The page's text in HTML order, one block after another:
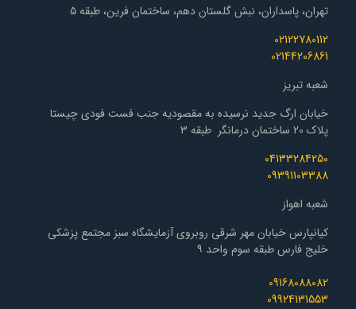
تهران، پاسداران، نبش گلستان دهم، ساختمان فرین، طبقه ۵
02122780112
02144206861
شعبه تبریز
خیابان ارگ جدید نرسیده به مقصودیه جنب فست فودی چیستا
پلاک 20 ساختمان درمانگر طبقه 3
04133284250
09391103388
شعبه اهواز
کیانپارس خیابان مهر شرقی روبروی آزمایشگاه سبز مجتمع پزشکی
خلیج فارس طبقه سوم واحد ۹
09168088082
09924131553